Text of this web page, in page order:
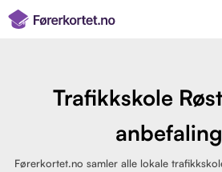
Trafikkskole
Førerkortet.no samler alle lokale